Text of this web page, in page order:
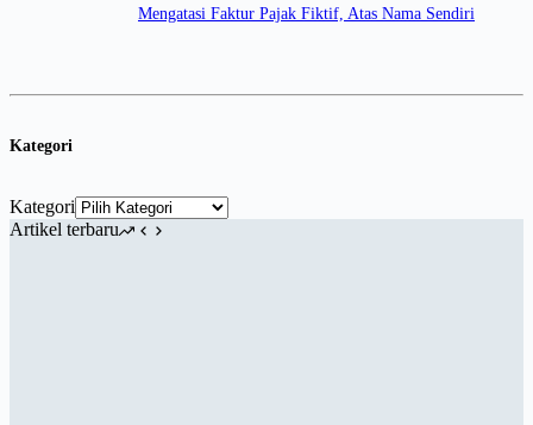
Mengatasi Faktur Pajak Fiktif, Atas Nama Sendiri
Kategori
Kategori
Artikel terbaru